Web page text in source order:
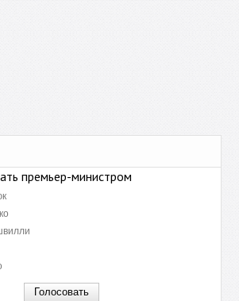
премьер-министром